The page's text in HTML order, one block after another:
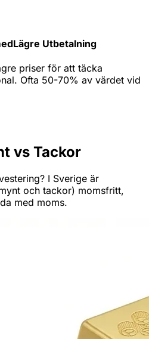
Lägre Utbetalning
priser för att täcka
Ofta 50-70% av värdet vid
vs Tackor
I Sverige är
och tackor) momsfritt,
med moms.